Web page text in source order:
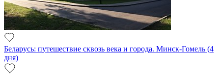
Беларусь: путешествие сквозь века и города. Минск-Гомель (4
дня)